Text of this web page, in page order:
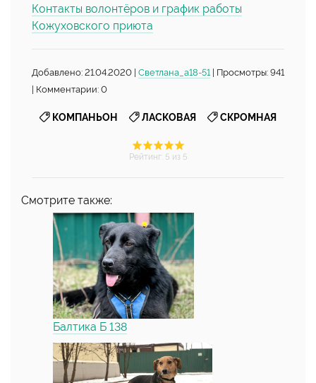
Контакты волонтёров и график работы
Кожуховского приюта
Добавлено: 21.04.2020 | Светлана_а18-51 | Просмотры: 941
| Комментарии: 0
КОМПАНЬОН ЛАСКОВАЯ СКРОМНАЯ
Рейтинг: 5 из 5
Смотрите также:
Балтика Б 138